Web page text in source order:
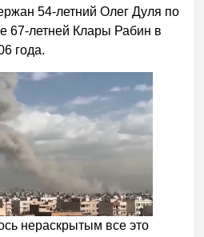
54-летний Олег Дуля по
67-летней Клары Рабин в
года.
нераскрытым все это